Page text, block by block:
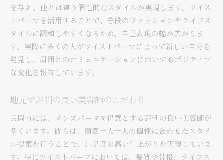
を与え、他とは違う個性的なスタイルが実現します。ツイス
トパーマを活用することで、普段のファッションやライフス
タイルに調和しやすくなるため、自己表現の幅が広がりま
す。実際に多くの人がツイストパーマによって新しい自分を
発見し、周囲とのコミュニケーションにおいてもポジティブ
な変化を報告しています。
地元で評判の良い美容師のこだわり
長岡市には、メンズパーマを得意とする評判の良い美容師が
多くいます。彼らは、顧客一人一人の個性に合わせたスタイ
ル提案を行うことで、満足度の高い仕上がりを実現していま
す。特にツイストパーマにおいては、髪質や骨格、ライフス